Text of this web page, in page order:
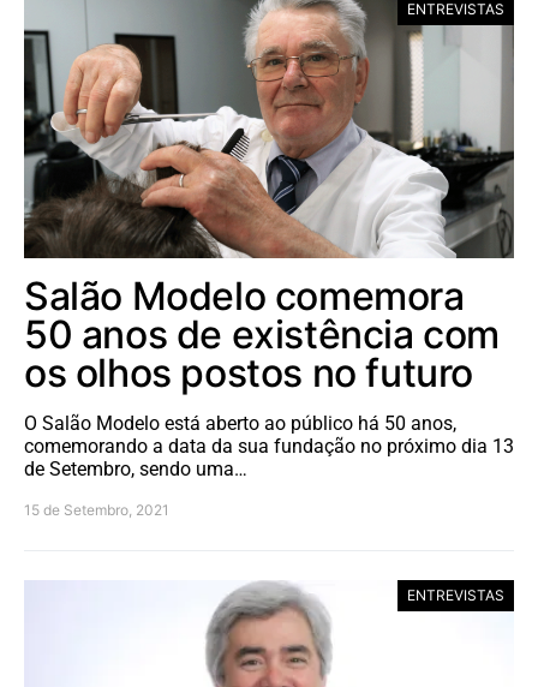
ENTREVISTAS
Salão Modelo comemora
50 anos de existência com
os olhos postos no futuro
O Salão Modelo está aberto ao público há 50 anos,
comemorando a data da sua fundação no próximo dia 13
de Setembro, sendo uma…
15 de Setembro, 2021
ENTREVISTAS